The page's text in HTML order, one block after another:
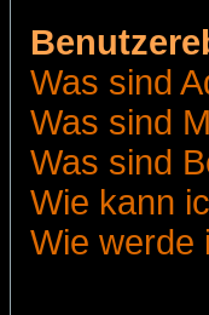
Was sind
Was sind
Was sind
Wie kann
Wie werde